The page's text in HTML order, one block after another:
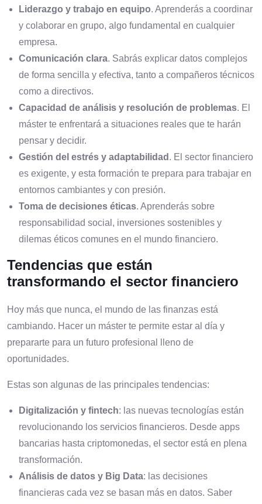
Liderazgo y trabajo en equipo. Aprenderás a coordinar
y colaborar en grupo, algo fundamental en cualquier
empresa.
Comunicación clara. Sabrás explicar datos complejos
de forma sencilla y efectiva, tanto a compañeros técnicos
como a directivos.
Capacidad de análisis y resolución de problemas. El
máster te enfrentará a situaciones reales que te harán
pensar y decidir.
Gestión del estrés y adaptabilidad . El sector financiero
es exigente, y esta formación te prepara para trabajar en
entornos cambiantes y con presión.
Toma de decisiones éticas. Aprenderás sobre
responsabilidad social, inversiones sostenibles y
dilemas éticos comunes en el mundo financiero.
Tendencias que están
transformando el sector financiero
Hoy más que nunca, el mundo de las finanzas está
cambiando. Hacer un máster te permite estar al día y
prepararte para un futuro profesional lleno de
oportunidades.
Estas son algunas de las principales tendencias:
Digitalización y fintech: las nuevas tecnologías están
revolucionando los servicios financieros. Desde apps
bancarias hasta criptomonedas, el sector está en plena
transformación.
Análisis de datos y Big Data: las decisiones
financieras cada vez se basan más en datos. Saber